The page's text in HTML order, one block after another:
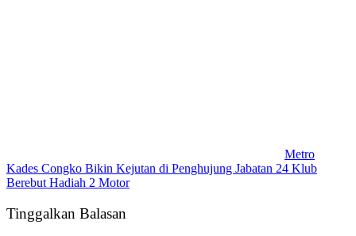
Metro
Kades Congko Bikin Kejutan di Penghujung Jabatan 24 Klub
Berebut Hadiah 2 Motor
Tinggalkan Balasan